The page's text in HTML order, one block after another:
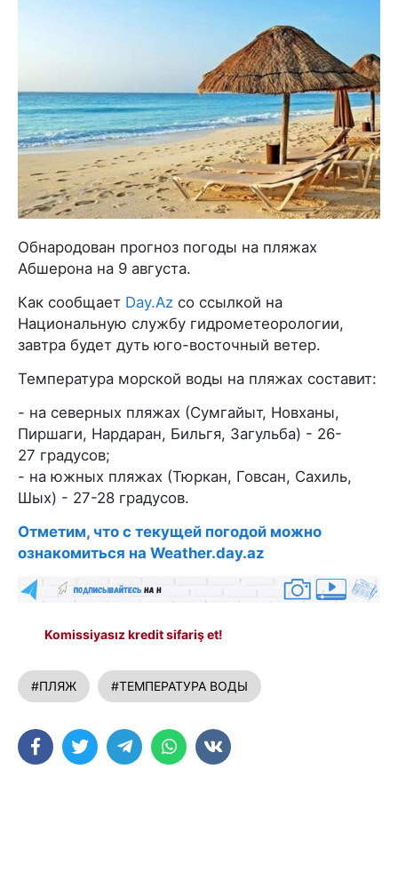
Обнародован прогноз погоды на пляжах
Абшерона на 9 августа.
Как сообщает Day.Az со ссылкой на
Национальную службу гидрометеорологии,
завтра будет дуть юго-восточный ветер.
Температура морской воды на пляжах составит:
- на северных пляжах (Сумгайыт, Новханы,
Пиршаги, Нардаран, Бильгя, Загульба) - 26-
27 градусов;
- на южных пляжах (Тюркан, Говсан, Сахиль,
Шых) - 27-28 градусов.
Отметим, что с текущей погодой можно
ознакомиться на Weather.day.az
Komissiyasız kredit sifariş et!
#ПЛЯЖ #ТЕМПЕРАТУРА ВОДЫ